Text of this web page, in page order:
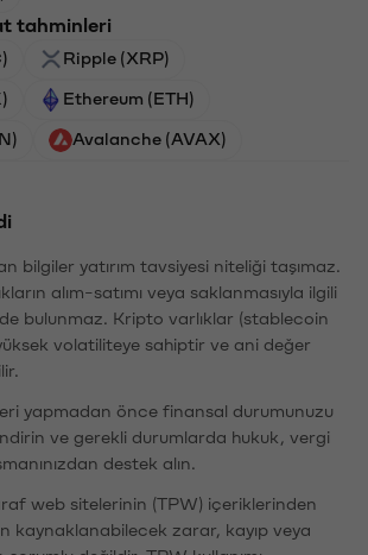
tahminleri
Ripple (XRP)
Ethereum (ETH)
Avalanche (AVAX)
bilgiler yatırım tavsiyesi niteliği taşımaz.
alım-satımı veya saklanmasıyla ilgili
bulunmaz. Kripto varlıklar (stablecoin
volatiliteye sahiptir ve ani değer
yapmadan önce finansal durumunuzu
ve gerekli durumlarda hukuk, vergi
destek alın.
web sitelerinin (TPW) içeriklerinden
kaynaklanabilecek zarar, kayıp veya